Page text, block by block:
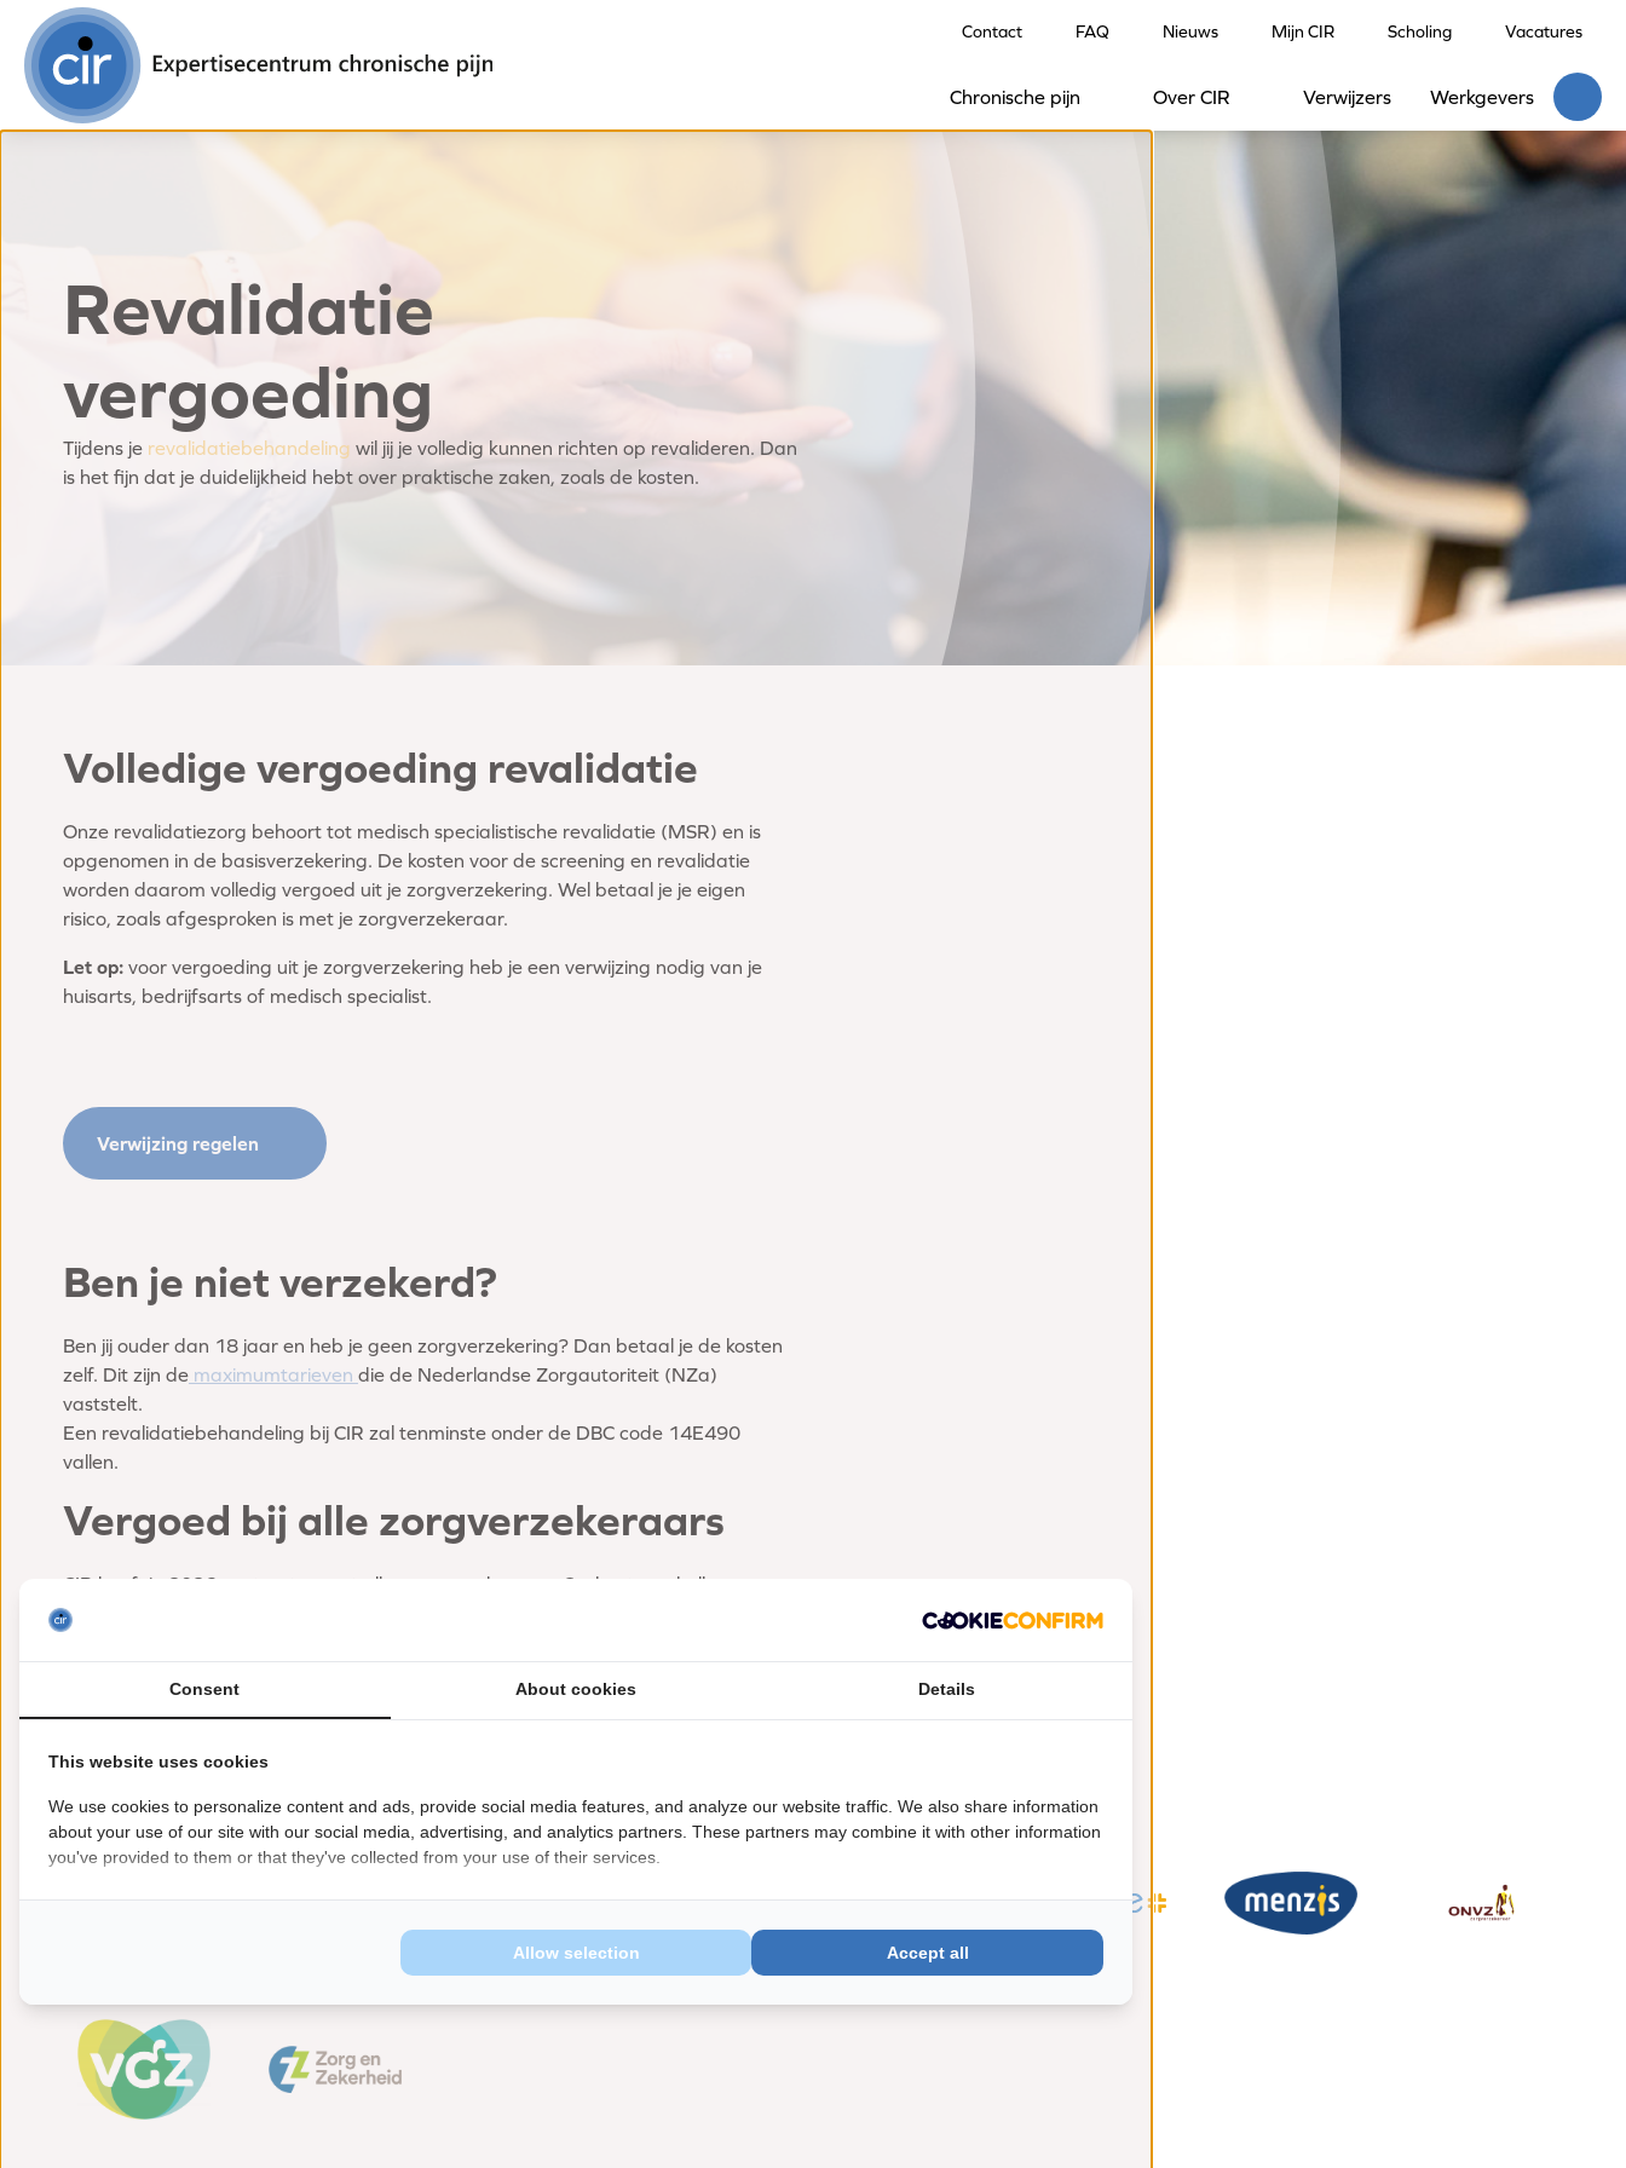
Contact FAQ Nieuws Mijn CIR Scholing Vacatures
Chronische pijn Over CIR Verwijzers Werkgevers
Revalidatie
vergoeding
Tijdens je revalidatiebehandeling wil jij je volledig kunnen richten op revalideren. Dan
is het fijn dat je duidelijkheid hebt over praktische zaken, zoals de kosten.
Volledige vergoeding revalidatie
Onze revalidatiezorg behoort tot medisch specialistische revalidatie (MSR) en is
opgenomen in de basisverzekering. De kosten voor de screening en revalidatie
worden daarom volledig vergoed uit je zorgverzekering. Wel betaal je je eigen
risico, zoals afgesproken is met je zorgverzekeraar.
Let op: voor vergoeding uit je zorgverzekering heb je een verwijzing nodig van je
huisarts, bedrijfsarts of medisch specialist.
Verwijzing regelen
Ben je niet verzekerd?
Ben jij ouder dan 18 jaar en heb je geen zorgverzekering? Dan betaal je de kosten
zelf. Dit zijn de maximumtarieven die de Nederlandse Zorgautoriteit (NZa)
vaststelt.
Een revalidatiebehandeling bij CIR zal tenminste onder de DBC code 14E490
vallen.
Vergoed bij alle zorgverzekeraars
CIR heeft in 2026 contracten met alle zorgverzekeraars. Onderstaand alle
zorgverzekeraar concerns, hieronder vallen diverse labels en merken waarvan de
Consent About cookies Details
This website uses cookies
We use cookies to personalize content and ads, provide social media features, and analyze our website traffic. We also share information
about your use of our site with our social media, advertising, and analytics partners. These partners may combine it with other information
you've provided to them or that they've collected from your use of their services.
Allow selection Accept all